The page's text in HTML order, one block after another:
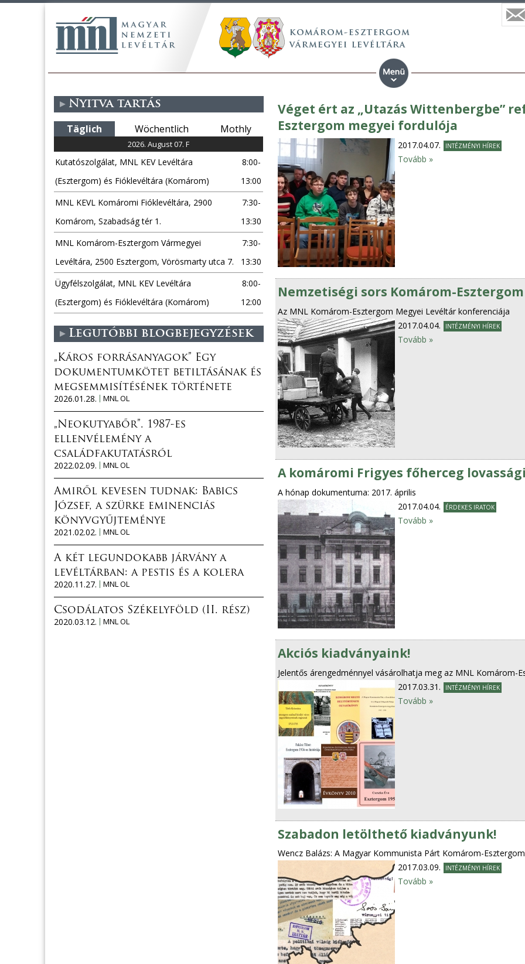
Véget ért az „Utazás Wittenbergbe”
Esztergom megyei fordulója
2017.04.07. INTÉZMÉNYI HÍREK
Tovább »
Nemzetiségi sors Komárom-
Az MNL Komárom-Esztergom Megyei Levéltár konferenciája
2017.04.04.
INTÉZMÉNYI HÍREK
Tovább »
A komáromi Frigyes főherceg
A hónap dokumentuma: 2017. április
2017.04.04.
ÉRDEKES IRATOK
Tovább »
Akciós kiadványaink!
Jelentős árengedménnyel vásárolhatja meg az MNL Komárom-
2017.03.31.
INTÉZMÉNYI HÍREK
Tovább »
Szabadon letölthető kiadványunk!
Wencz Balázs: A Magyar Kommunista Párt Komárom-
2017.03.09.
INTÉZMÉNYI HÍREK
Tovább »
Nyitva tartás
Täglich Wöchentlich Mothly
2026. August 07. F
Kutatószolgálat, MNL KEV Levéltára
(Esztergom) és Fióklevéltára (Komárom)
8:00-
13:00
MNL KEVL Komáromi Fióklevéltára, 2900
Komárom, Szabadság tér 1.
7:30-
13:30
MNL Komárom-Esztergom Vármegyei
Levéltára, 2500 Esztergom, Vörösmarty utca 7.
7:30-
13:30
Ügyfélszolgálat, MNL KEV Levéltára
(Esztergom) és Fióklevéltára (Komárom)
8:00-
12:00
Legutóbbi blogbejegyzések
„Káros forrásanyagok” Egy
dokumentumkötet betiltásának és
megsemmisítésének története
2026.01.28.
MNL OL
„Neokutyabőr”. 1987-es
ellenvélemény a
családfakutatásról
2022.02.09.
MNL OL
Amiről kevesen tudnak: Babics
József, a szürke eminenciás
könyvgyűjteménye
2021.02.02.
MNL OL
A két legundokabb járvány a
levéltárban: a pestis és a kolera
2020.11.27.
MNL OL
Csodálatos Székelyföld (II. rész)
2020.03.12.
MNL OL